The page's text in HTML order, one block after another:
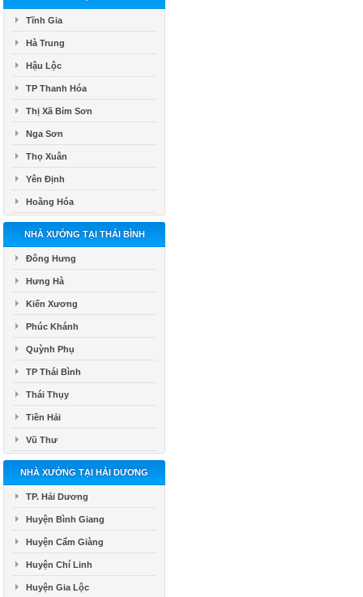
Tĩnh Gia
Hà Trung
Hậu Lộc
TP Thanh Hóa
Thị Xã Bỉm Sơn
Nga Sơn
Thọ Xuân
Yên Định
Hoằng Hóa
NHÀ XƯỞNG TẠI THÁI BÌNH
Đông Hưng
Hưng Hà
Kiến Xương
Phúc Khánh
Quỳnh Phụ
TP Thái Bình
Thái Thụy
Tiền Hải
Vũ Thư
NHÀ XƯỞNG TẠI HẢI DƯƠNG
TP. Hải Dương
Huyện Bình Giang
Huyện Cẩm Giàng
Huyện Chí Linh
Huyện Gia Lộc